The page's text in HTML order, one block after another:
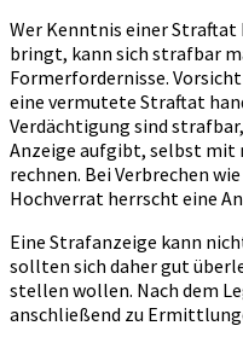
Wer Kenntnis einer Straftat
bringt, kann sich strafbar
Formerfordernisse.
eine vermutete Straftat
Verdächtigung sind
Anzeige aufgibt, selbst mit
rechnen. Bei Verbrechen
Hochverrat herrscht eine
Eine Strafanzeige kann
sollten sich daher gut
stellen wollen. Nach dem
anschließend zu